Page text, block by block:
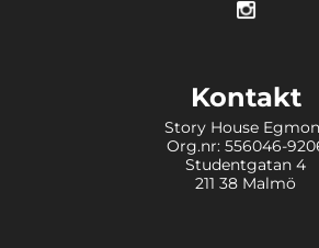
Kontakt
Story House
Org.nr: 556046-
Studentgatan 4
211 38 Malmö